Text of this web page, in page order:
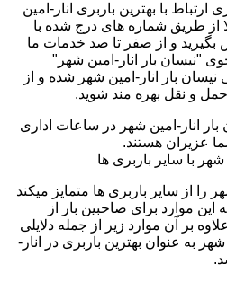
ارتباط با بهترین باربری انار-امین
از طریق شماره های درج شده با
بگیرید و از صفر تا صد خدمات ما
"نیسان بار انار-امین شهر"
بار انار-امین شهر شده و از
و نقل بهره مند شوید.
انار-امین شهر در ساعات اداری
عزیران هستند.
شهر با سایر باربری ها
را از سایر باربری ها متمایز میکند
موارد برای صاحبین بار از
بر آن موارد زیر از جمله دلایلی
به عنوان بهترین باربری در انار-